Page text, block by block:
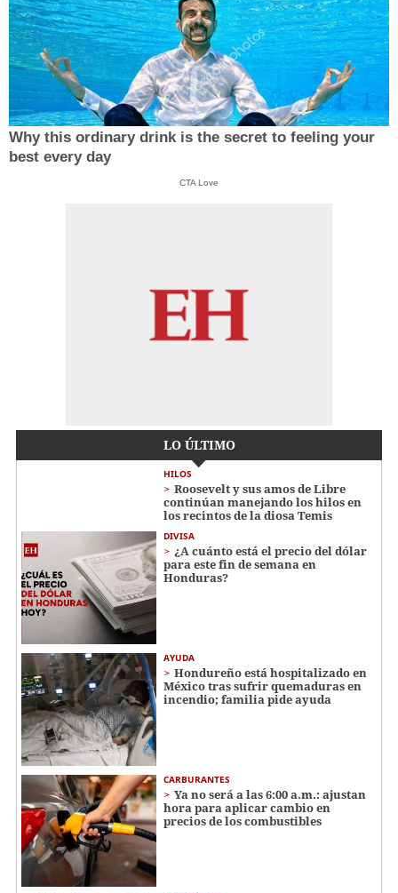
Why this ordinary drink is the secret to feeling your
best every day
CTA Love
LO ÚLTIMO
HILOS
Roosevelt y sus amos de Libre
continúan manejando los hilos en
los recintos de la diosa Temis
DIVISA
¿A cuánto está el precio del dólar
para este fin de semana en
Honduras?
AYUDA
Hondureño está hospitalizado en
México tras sufrir quemaduras en
incendio; familia pide ayuda
CARBURANTES
Ya no será a las 6:00 a.m.: ajustan
hora para aplicar cambio en
precios de los combustibles